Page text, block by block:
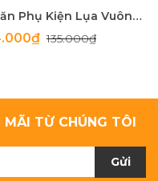
Khăn Phụ Kiện Lụa Vuông 70cm - Thế Giới Khăn Đẹp C1062_3
135.000₫
MÃI TỪ CHÚNG TÔI
Gửi